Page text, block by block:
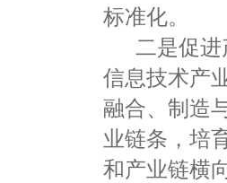
标准化。
二是促进
信息技术产
融合、制造
业链条，培
和产业链横